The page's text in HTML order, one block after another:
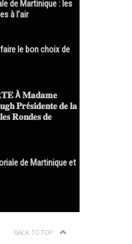
de Martinique : les
à l’air
le bon choix de
À 𝐌𝐚𝐝𝐚𝐦𝐞
𝐏𝐫é𝐬𝐢𝐝𝐞𝐧𝐭𝐞 𝐝𝐞 𝐥𝐚
𝐑𝐨𝐧𝐝𝐞𝐬 𝐝𝐞
de Martinique et
BACK TO TOP